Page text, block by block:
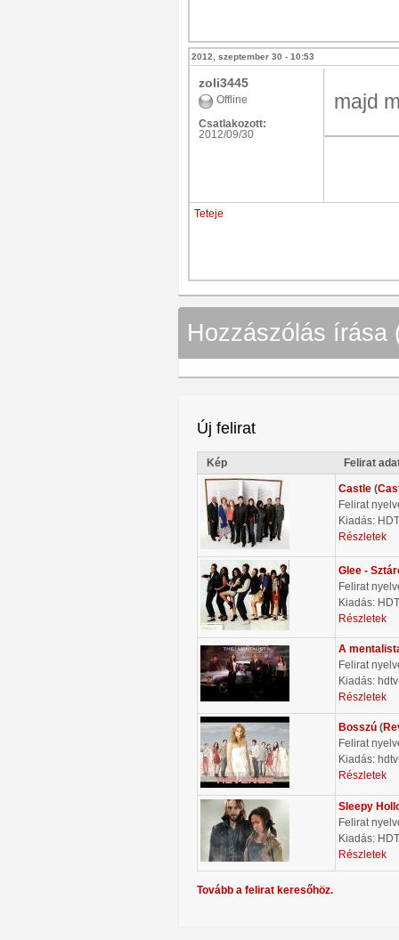
2012, szeptember 30 - 10:53
zoli3445
Offline
Csatlakozott:
2012/09/30
majd
Teteje
Hozzászólás írása
Új felirat
Kép Felirat
Castle (
Felirat
Kiadás:
Részletek
Glee -
Felirat
Kiadás:
Részletek
A
Felirat
Kiadás:
Részletek
Bosszú (
Felirat
Kiadás:
Részletek
Sleepy
Felirat
Kiadás:
Részletek
Tovább a felirat keresőhöz.